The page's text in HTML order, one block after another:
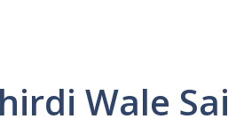
Wale Sai